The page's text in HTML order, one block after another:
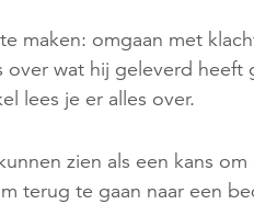
maken: omgaan met
wat hij geleverd heeft
lees je er alles over.
zien als een kans
terug te gaan naar een